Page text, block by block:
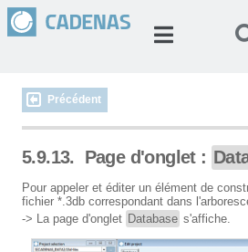
Précédent
5.9.13. Page d'onglet :
Pour appeler et éditer un élément de
fichier *.3db correspondant dans
-> La page d'onglet Database s'affiche.